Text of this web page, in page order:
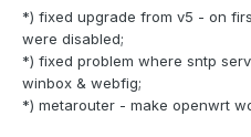
*) fixed upgrade from v5 - on
were disabled;
*) fixed problem where sntp
winbox & webfig;
*) metarouter - make openwrt